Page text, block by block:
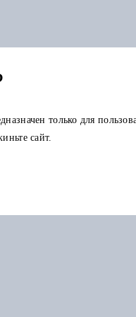
только для
сайт.